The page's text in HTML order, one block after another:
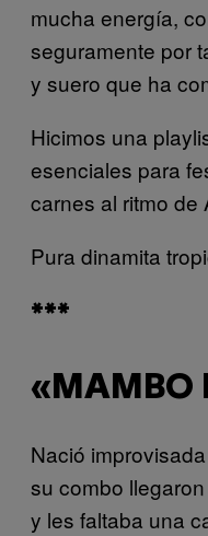
mucha energía,
seguramente por
y suero que ha
Hicimos una
esenciales para
carnes al ritmo de
Pura dinamita
***
«MAMBO
Nació
su combo
y les faltaba una